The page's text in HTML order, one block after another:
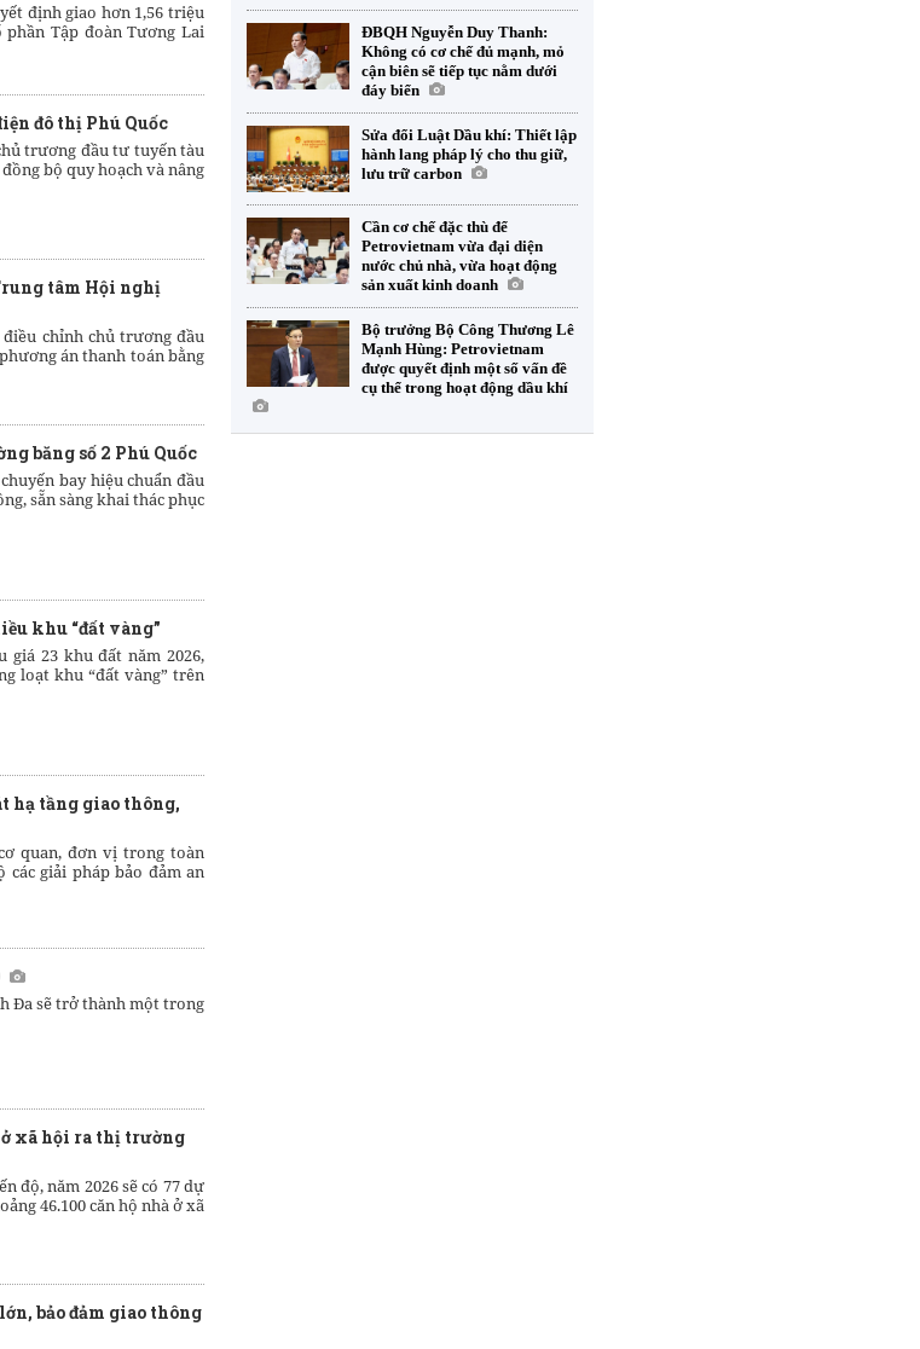
định giao hơn 1,56 triệu
Tập đoàn Tương Lai
đô thị Phú Quốc
trương đầu tư tuyến tàu
bộ quy hoạch và nâng
tâm Hội nghị
chỉnh chủ trương đầu
án thanh toán bằng
băng số 2 Phú Quốc
bay hiệu chuẩn đầu
sẵn sàng khai thác phục
khu “đất vàng”
giá 23 khu đất năm 2026,
loạt khu “đất vàng” trên
hạ tầng giao thông,
quan, đơn vị trong toàn
giải pháp bảo đảm an
Đa sẽ trở thành một trong
ở xã hội ra thị trường
độ, năm 2026 sẽ có 77 dự
46.100 căn hộ nhà ở xã
bảo đảm giao thông
ĐBQH Nguyễn Duy Thanh:
Không có cơ chế đủ mạnh, mỏ
cận biên sẽ tiếp tục nằm dưới
đáy biển
Sửa đổi Luật Dầu khí: Thiết lập
hành lang pháp lý cho thu giữ,
lưu trữ carbon
Cần cơ chế đặc thù để
Petrovietnam vừa đại diện
nước chủ nhà, vừa hoạt động
sản xuất kinh doanh
Bộ trưởng Bộ Công Thương Lê
Mạnh Hùng: Petrovietnam
được quyết định một số vấn đề
cụ thể trong hoạt động dầu khí